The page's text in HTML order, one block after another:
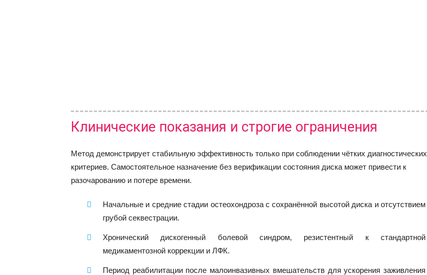
Клинические показания и строгие ограничения
Метод демонстрирует стабильную эффективность только при соблюдении чётких диагностических
критериев. Самостоятельное назначение без верификации состояния диска может привести к
разочарованию и потере времени.
Начальные и средние стадии остеохондроза с сохранённой высотой диска и отсутствием
грубой секвестрации.
Хронический дискогенный болевой синдром, резистентный к стандартной
медикаментозной коррекции и ЛФК.
Период реабилитации после малоинвазивных вмешательств для ускорения заживления